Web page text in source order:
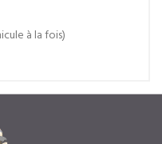
à la fois)